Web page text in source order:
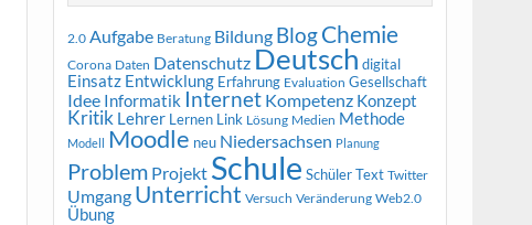
2.0 Aufgabe Beratung Bildung BlogChemie
Corona Daten Datenschutz Deutsch digital
Einsatz Entwicklung Erfahrung Evaluation Gesellschaft
Idee Informatik Internet Kompetenz Konzept
Kritik Lehrer Lernen Link Lösung Medien Methode
Modell Moodle neu Niedersachsen Planung
Problem Projekt Schule Schüler Text Twitter
Umgang Unterricht Versuch Veränderung Web2.0
Übung